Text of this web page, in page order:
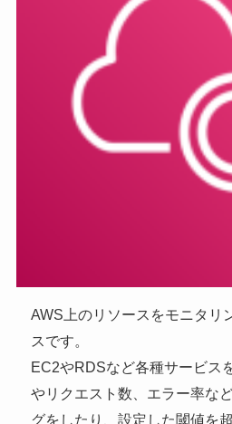
AWS上のリソースをモニタリ
スです。
EC2やRDSなど各種サービス
やリクエスト数、エラー率な
グをしたり、設定した閾値を